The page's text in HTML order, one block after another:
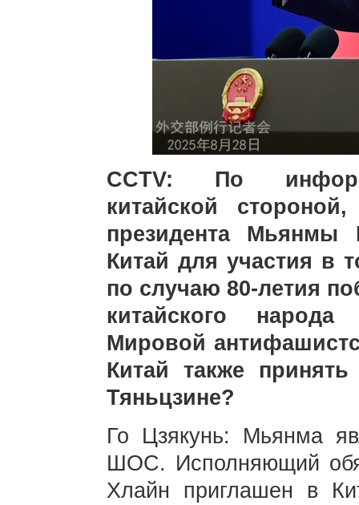
CCTV: По
китайской
президента
Китай для участия в
по случаю 80-летия
китайского
Мировой
Китай также
Тяньцзине?
Го Цзякунь: Мьянма
ШОС. Исполняющий
Хлайн приглашен в